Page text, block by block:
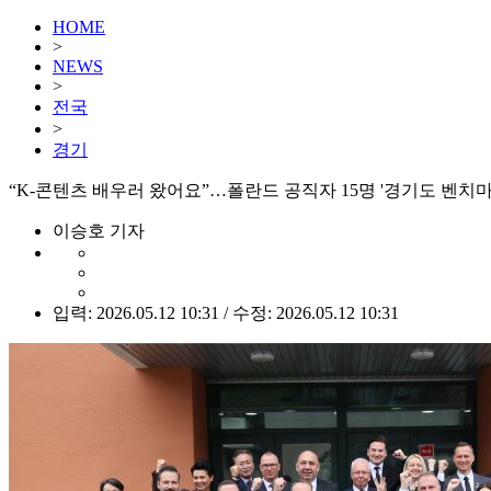
HOME
>
NEWS
>
전국
>
경기
“K-콘텐츠 배우러 왔어요”…폴란드 공직자 15명 '경기도 벤치
이승호 기자
입력: 2026.05.12 10:31 / 수정: 2026.05.12 10:31